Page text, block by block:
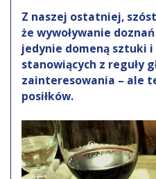
Z naszej ostatniej,
że wywoływanie
jedynie domeną sztuki
stanowiących z reguły
zainteresowania – ale
posiłków.